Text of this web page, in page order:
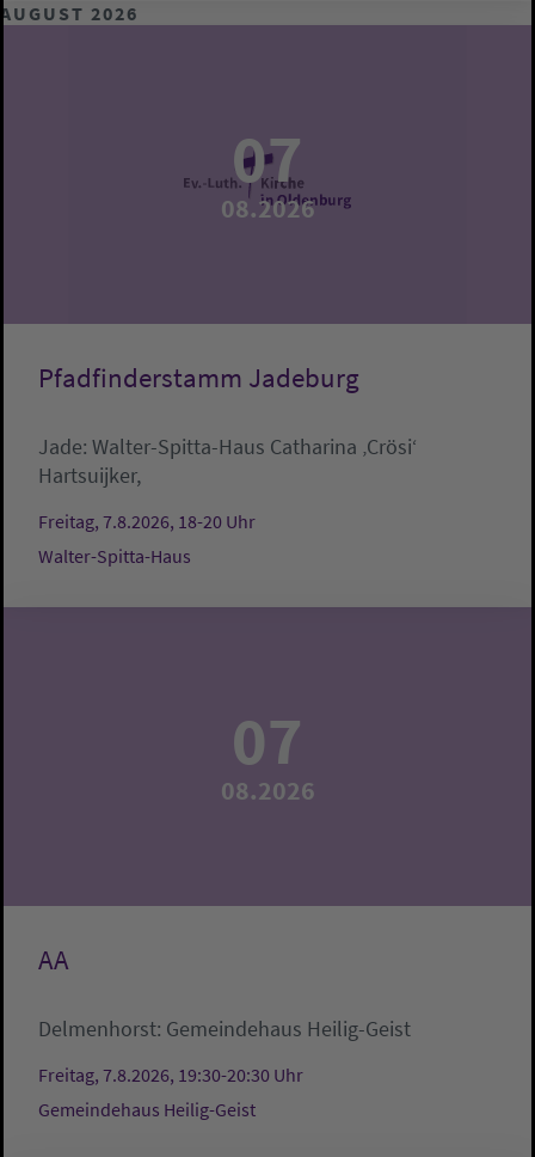
AUGUST 2026
07
08.2026
Pfadfinderstamm Jadeburg
Jade: Walter-Spitta-Haus Catharina ‚Crösi‘
Hartsuijker,
Freitag, 7.8.2026, 18-20 Uhr
Walter-Spitta-Haus
07
08.2026
AA
Delmenhorst: Gemeindehaus Heilig-Geist
Freitag, 7.8.2026, 19:30-20:30 Uhr
Gemeindehaus Heilig-Geist